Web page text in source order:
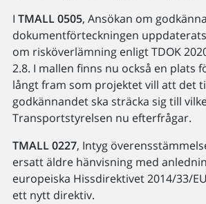
I TMALL 0505, Ansökan om
dokumentförteckningen
om risköverlämning enligt TDOK
2.8. I mallen finns nu också en plats
långt fram som projektet vill att det
godkännandet ska sträcka sig till
Transportstyrelsen nu efterfrågar.
TMALL 0227, Intyg
ersatt äldre hänvisning med
europeiska Hissdirektivet 2014/33/
ett nytt direktiv.